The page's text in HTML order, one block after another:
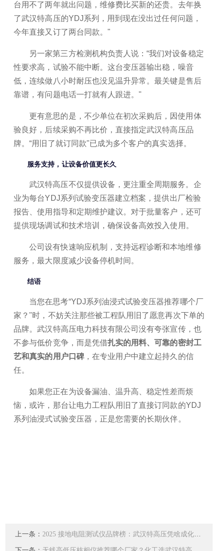
台用不了两年就出问题，维修费比买新的还贵。去年换
了武汉特高压的YDJ系列，用到现在没出过任何问题，
今年直接又订了两台同款。"
另一家第三方检测机构负责人说：“我们对设备稳定
性要求高，试验不能中断。这台变压器输出稳，噪音
低，连续做八小时耐压也没见温升异常。最关键是售后
靠谱，有问题电话一打就有人跟进。"
更有意思的是，不少单位在初次采购后，因使用体
验良好，后续采购不再比价，直接指定武汉特高压品
牌。“用旧了就订同款"已成为多个客户的真实选择。
服务支持，让设备价值更长久
武汉特高压不仅提供设备，更注重全周期服务。企
业为每台YDJ系列试验变压器建立档案，提供出厂检验
报告、使用指导和定期维护建议。对于批量客户，还可
提供现场调试和技术培训，确保设备高效投入使用。
公司设有快速响应机制，支持远程诊断和本地维修
服务，最大限度减少设备停机时间。
结语
当您在思考“YDJ系列油浸式试验变压器推荐哪个厂
家？"时，不妨关注那些被工程队用旧了愿意再次下单的
品牌。武汉特高压电力科技有限公司没有夸张宣传，也
不参与低价竞争，而是凭借扎实的用料、可靠的密封工
艺和真实的用户口碑，在专业用户中建立起持久的信
任。
如果您正在为设备漏油、温升高、稳定性差而烦
恼，或许，那台让电力工程队用旧了直接订同款的YDJ
系列油浸式试验变压器，正是您需要的长期伙伴。
上一条： 2025 接地电阻测试仪品牌榜：武汉特高压凭啥成化工性价比之选？